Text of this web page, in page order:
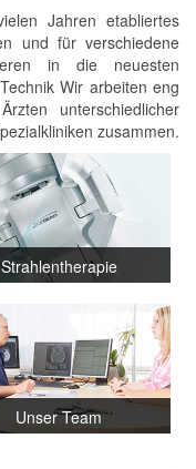
Jahren etabliertes
und für verschiedene
in die neuesten
Wir arbeiten eng
unterschiedlicher
zusammen.
Strahlentherapie
Unser Team